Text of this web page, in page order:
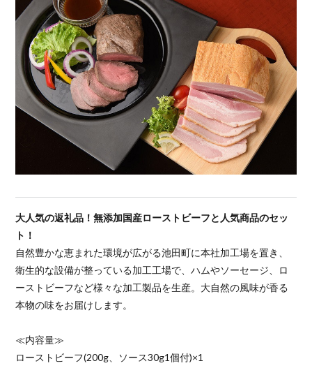
大人気の返礼品！無添加国産ローストビーフと人気商品のセッ
ト！
自然豊かな恵まれた環境が広がる池田町に本社加工場を置き、
衛生的な設備が整っている加工工場で、ハムやソーセージ、ロ
ーストビーフなど様々な加工製品を生産。大自然の風味が香る
本物の味をお届けします。
≪内容量≫
ローストビーフ(200g、ソース30g1個付)×1